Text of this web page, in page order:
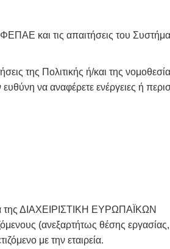
και τις απαιτήσεις του
της Πολιτικής ή/και της
να αναφέρετε ενέργειες ή
της ΔΙΑΧΕΙΡΙΣΤΙΚΗ ΕΥΡΩΠΑΪΚΩΝ
(ανεξαρτήτως θέσης εργασίας,
με την εταιρεία.